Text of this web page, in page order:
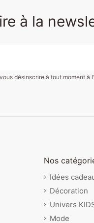
à la
désinscrire à tout moment
Nos
Idées
Décoration
Univers
Mode